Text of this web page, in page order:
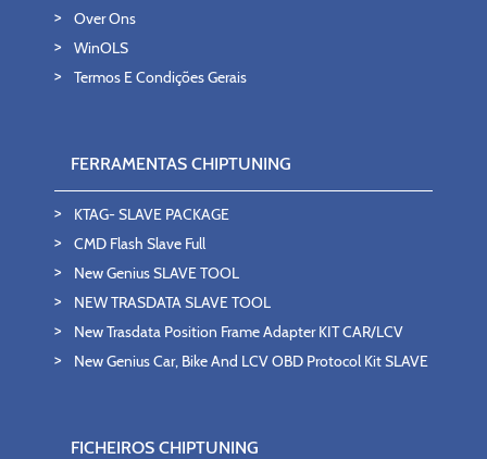
Over Ons
WinOLS
Termos E Condições Gerais
FERRAMENTAS CHIPTUNING
KTAG- SLAVE PACKAGE
CMD Flash Slave Full
New Genius SLAVE TOOL
NEW TRASDATA SLAVE TOOL
New Trasdata Position Frame Adapter KIT CAR/LCV
New Genius Car, Bike And LCV OBD Protocol Kit SLAVE
FICHEIROS CHIPTUNING